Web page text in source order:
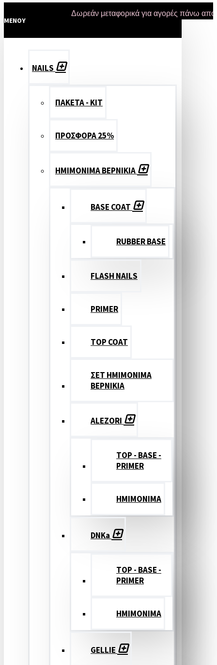
Δωρεάν μεταφορικά για αγορές πάνω από 47
MENOY
NAILS
ΠΑΚΕΤΑ - ΚΙΤ
ΠΡΟΣΦΟΡΑ 25%
ΗΜΙΜΟΝΙΜΑ ΒΕΡΝΙΚΙΑ
BASE COAT
RUBBER BASE
FLASH NAILS
PRIMER
TOP COAT
ΣΕΤ ΗΜΙΜΟΝΙΜΑ
ΒΕΡΝΙΚΙΑ
ALEZORI
TOP - BASE -
PRIMER
ΗΜΙΜΟΝΙΜΑ
DNKa
TOP - BASE -
PRIMER
ΗΜΙΜΟΝΙΜΑ
GELLIE